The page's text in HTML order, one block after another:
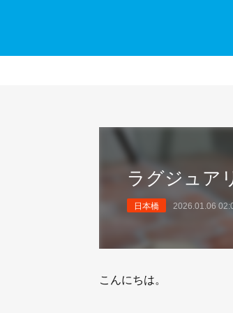
ラグジュア
日本橋 2026.01.06
こんにちは。